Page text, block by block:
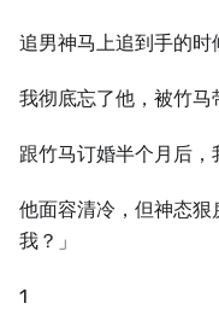
追男神马上追到手的时
我彻底忘了他，被竹马
跟竹马订婚半个月后，
他面容清冷，但神态狠
我？」
1